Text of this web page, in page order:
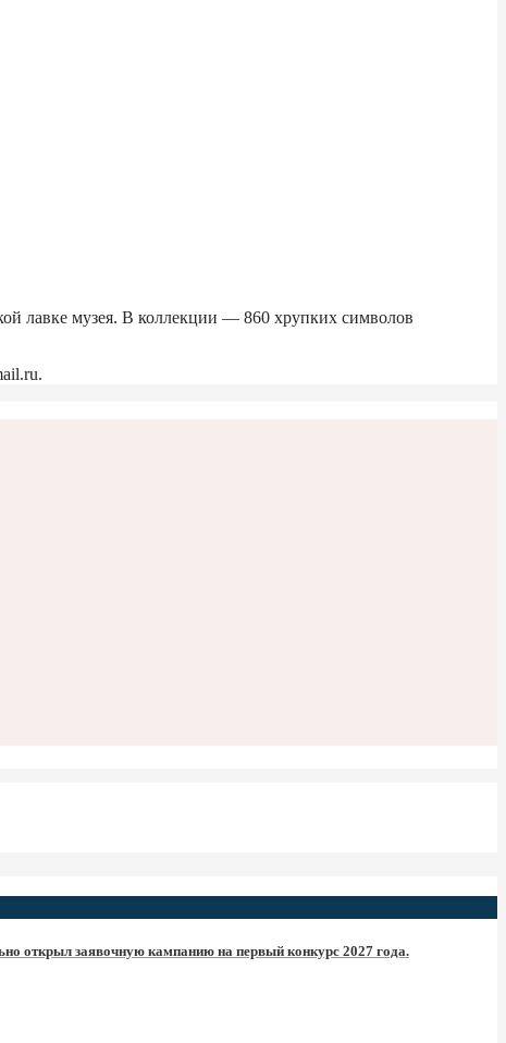
лавке музея. В коллекции — 860 хрупких символов
открыл заявочную кампанию на первый конкурс 2027 года.